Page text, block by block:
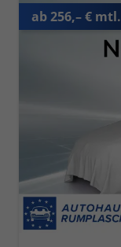
ab 256,– € mtl.